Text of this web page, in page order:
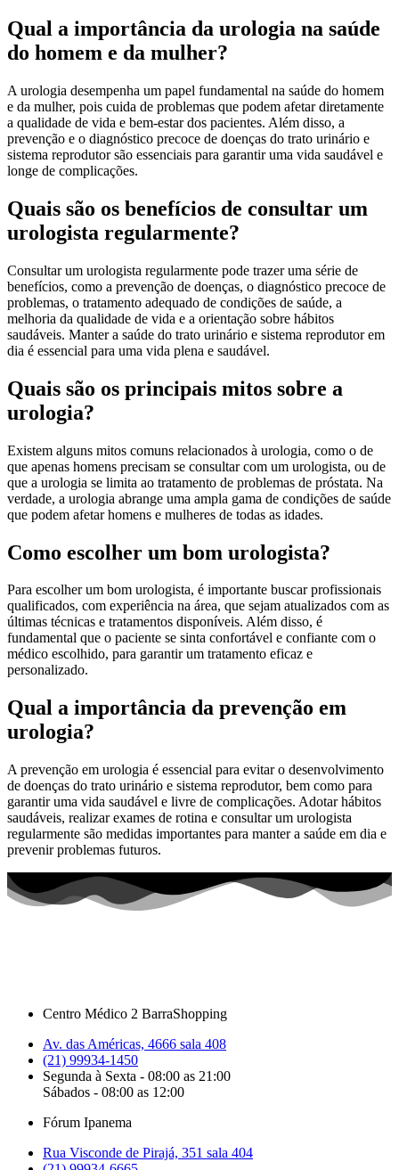
Qual a importância da urologia na saúde
do homem e da mulher?
A urologia desempenha um papel fundamental na saúde do homem
e da mulher, pois cuida de problemas que podem afetar diretamente
a qualidade de vida e bem-estar dos pacientes. Além disso, a
prevenção e o diagnóstico precoce de doenças do trato urinário e
sistema reprodutor são essenciais para garantir uma vida saudável e
longe de complicações.
Quais são os benefícios de consultar um
urologista regularmente?
Consultar um urologista regularmente pode trazer uma série de
benefícios, como a prevenção de doenças, o diagnóstico precoce de
problemas, o tratamento adequado de condições de saúde, a
melhoria da qualidade de vida e a orientação sobre hábitos
saudáveis. Manter a saúde do trato urinário e sistema reprodutor em
dia é essencial para uma vida plena e saudável.
Quais são os principais mitos sobre a
urologia?
Existem alguns mitos comuns relacionados à urologia, como o de
que apenas homens precisam se consultar com um urologista, ou de
que a urologia se limita ao tratamento de problemas de próstata. Na
verdade, a urologia abrange uma ampla gama de condições de saúde
que podem afetar homens e mulheres de todas as idades.
Como escolher um bom urologista?
Para escolher um bom urologista, é importante buscar profissionais
qualificados, com experiência na área, que sejam atualizados com as
últimas técnicas e tratamentos disponíveis. Além disso, é
fundamental que o paciente se sinta confortável e confiante com o
médico escolhido, para garantir um tratamento eficaz e
personalizado.
Qual a importância da prevenção em
urologia?
A prevenção em urologia é essencial para evitar o desenvolvimento
de doenças do trato urinário e sistema reprodutor, bem como para
garantir uma vida saudável e livre de complicações. Adotar hábitos
saudáveis, realizar exames de rotina e consultar um urologista
regularmente são medidas importantes para manter a saúde em dia e
prevenir problemas futuros.
Centro Médico 2 BarraShopping
Av. das Américas, 4666 sala 408
(21) 99934-1450
Segunda à Sexta - 08:00 as 21:00
Sábados - 08:00 as 12:00
Fórum Ipanema
Rua Visconde de Pirajá, 351 sala 404